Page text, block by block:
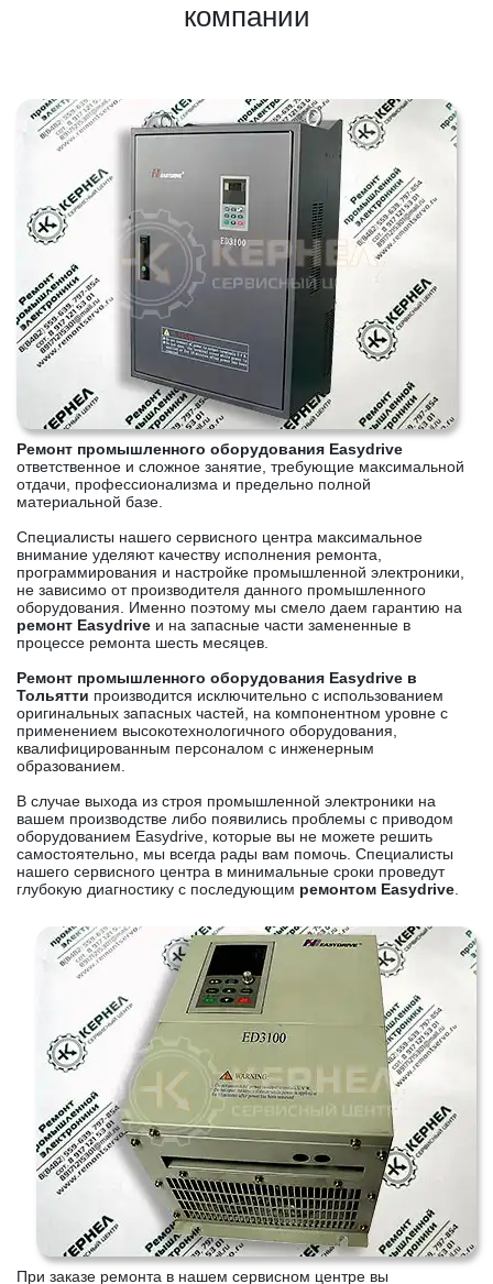
компании
Ремонт промышленного оборудования Easydrive
ответственное и сложное занятие, требующие максимальной
отдачи, профессионализма и предельно полной
материальной базе.
Специалисты нашего сервисного центра максимальное
внимание уделяют качеству исполнения ремонта,
программирования и настройке промышленной электроники,
не зависимо от производителя данного промышленного
оборудования. Именно поэтому мы смело даем гарантию на
ремонт Easydrive и на запасные части замененные в
процессе ремонта шесть месяцев.
Ремонт промышленного оборудования Easydrive в
Тольятти производится исключительно с использованием
оригинальных запасных частей, на компонентном уровне с
применением высокотехнологичного оборудования,
квалифицированным персоналом с инженерным
образованием.
В случае выхода из строя промышленной электроники на
вашем производстве либо появились проблемы с приводом
оборудованием Easydrive, которые вы не можете решить
самостоятельно, мы всегда рады вам помочь. Специалисты
нашего сервисного центра в минимальные сроки проведут
глубокую диагностику с последующим ремонтом Easydrive
При заказе ремонта в нашем сервисном центре вы